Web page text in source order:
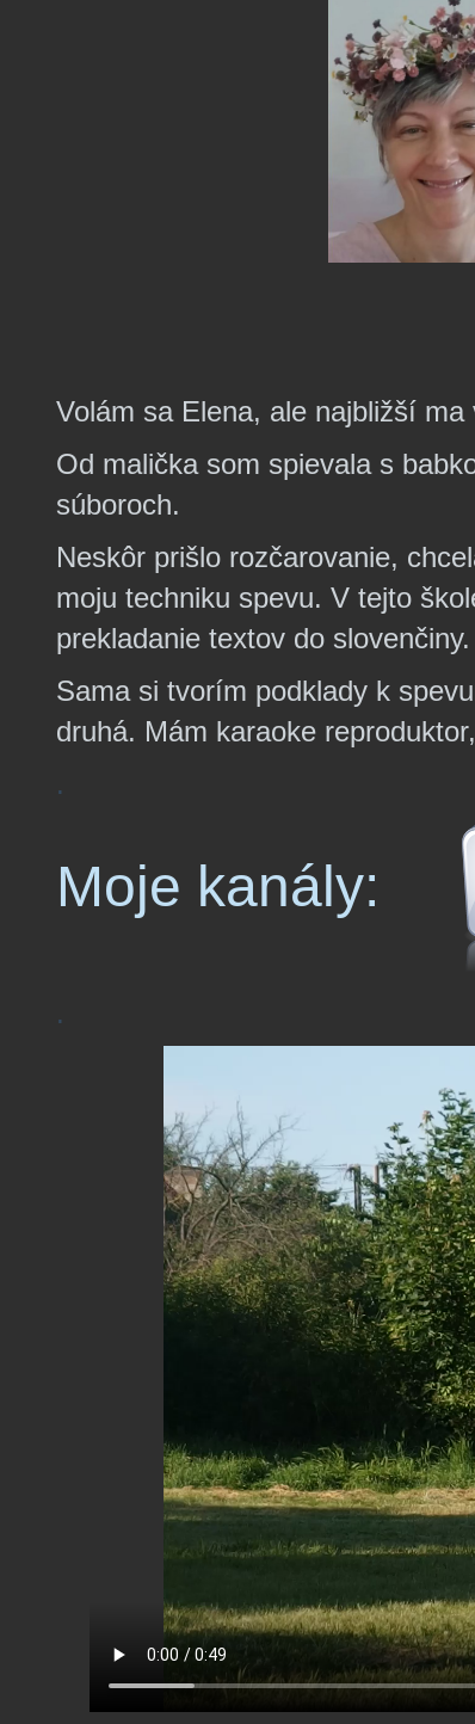
Volám sa Elena, ale najbližší ma
Od malička som spievala s
súboroch.
Neskôr prišlo rozčarovanie,
moju techniku spevu. V tejto
prekladanie textov do
Sama si tvorím podklady k
druhá. Mám karaoke
.
Moje kanály:
.